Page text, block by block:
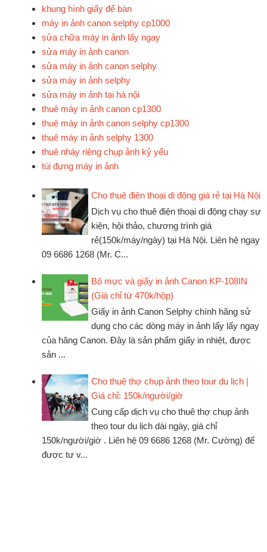
khung hình giấy để bàn
máy in ảnh canon selphy cp1000
sửa chữa máy in ảnh lấy ngay
sửa máy in ảnh canon
sửa máy in ảnh canon selphy
sửa máy in ảnh selphy
sửa máy in ảnh tại hà nội
thuê máy in ảnh canon cp1300
thuê máy in ảnh canon selphy cp1300
thuê máy in ảnh selphy 1300
thuê nháy riêng chụp ảnh kỷ yếu
túi đựng máy in ảnh
Cho thuê điện thoại di động giá rẻ tại Hà Nội
Dịch vụ cho thuê điện thoại di động chạy sự
kiện, hội thảo, chương trình giá
rẻ(150k/máy/ngày) tại Hà Nội. Liên hệ ngay
09 6686 1268 (Mr. C...
Bộ mực và giấy in ảnh Canon KP-108IN
(Giá chỉ từ 470k/hộp)
Giấy in ảnh Canon Selphy chính hãng sử
dụng cho các dòng máy in ảnh lấy lấy ngay
của hãng Canon. Đây là sản phẩm giấy in nhiệt, được
sản ...
Cho thuê thợ chụp ảnh theo tour du lịch |
Giá chỉ: 150k/người/giờ
Cung cấp dịch vụ cho thuê thợ chụp ảnh
theo tour du lịch dài ngày, giá chỉ
150k/người/giờ . Liên hệ 09 6686 1268 (Mr. Cường) để
được tư v...